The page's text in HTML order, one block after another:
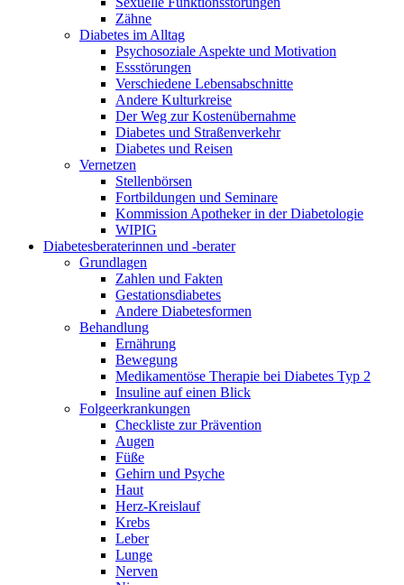
Zähne
Diabetes im Alltag
Psychosoziale Aspekte und Motivation
Essstörungen
Verschiedene Lebensabschnitte
Andere Kulturkreise
Der Weg zur Kostenübernahme
Diabetes und Straßenverkehr
Diabetes und Reisen
Vernetzen
Stellenbörsen
Fortbildungen und Seminare
Kommission Apotheker in der Diabetologie
WIPIG
Diabetesberaterinnen und -berater
Grundlagen
Zahlen und Fakten
Gestationsdiabetes
Andere Diabetesformen
Behandlung
Ernährung
Bewegung
Medikamentöse Therapie bei Diabetes Typ 2
Insuline auf einen Blick
Folgeerkrankungen
Checkliste zur Prävention
Augen
Füße
Gehirn und Psyche
Haut
Herz-Kreislauf
Krebs
Leber
Lunge
Nerven